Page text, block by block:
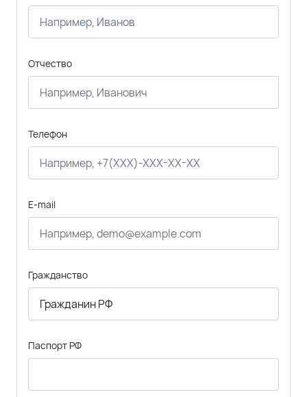
Отчество
Телефон
E-mail
Гражданство
Паспорт РФ